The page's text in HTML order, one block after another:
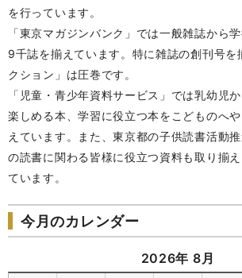
を行っています。
「東京マガジンバンク」では一般雑誌から
9千誌を揃えています。特に雑誌の創刊号を
クション」は圧巻です。
「児童・青少年資料サービス」では乳幼児
楽しめる本、学習に役立つ本をこどものへ
えています。また、東京都の子供読書活動
の読書に関わる皆様に役立つ資料も取り揃
ています。
今月のカレンダー
2026年 8月